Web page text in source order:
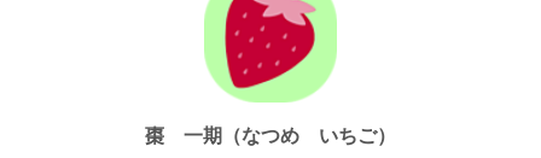
棗 一期（なつめ いちご）